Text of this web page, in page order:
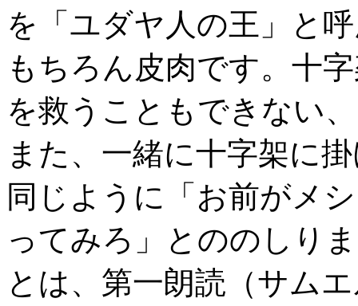
を「ユダヤ人の王」と
もちろん皮肉です。十
を救うこともできない
また、一緒に十字架に
同じように「お前がメ
ってみろ」とののしり
とは、第一朗読（サム